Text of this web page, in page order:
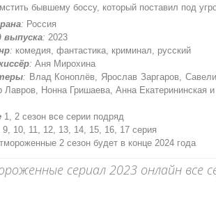
бывшему боссу, который поставил под
: Россия
выпуска: 2023
: комедия, фантастика, криминал, русский
: Аня Мирохина
: Влад Коноплёв, Ярослав Заргаров,
Нонна Гришаева, Анна Екатерининская и
1, 2 сезон все серии подряд
10, 11, 12, 13, 14, 15, 16, 17 серия
2 сезон будет в конце 2024 года
сериал 2023 онлайн все